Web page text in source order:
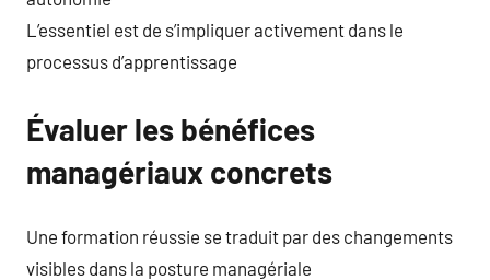
L’essentiel est de s’impliquer activement dans le
processus d’apprentissage
Évaluer les bénéfices
managériaux concrets
Une formation réussie se traduit par des changements
visibles dans la posture managériale